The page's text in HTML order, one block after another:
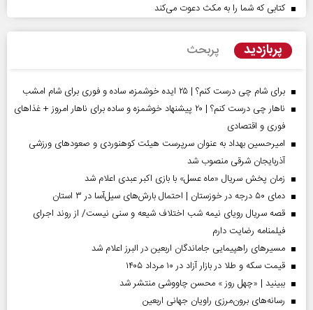
کتابی که شما را به مکث دعوت می‌کند
پربازدید پربحث
برای شام چی درست کنم؟ | ۲۵ ایده خوشمزه، ساده و فوری برای شام امشب
ناهار چی درست کنم؟ | ۲۰ پیشنهاد خوشمزه و ساده برای ناهار امروز + غذاهای
فوری و اقتصادی
امیرحسین بهداد به عنوان سرپرست هیئت کوهنوردی و صعودهای ورزشی
آذربایجان شرقی منصوب شد
زمان پخش سریال «ماه عسل» با بازی اکبر عبدی اعلام شد
دمای ۵۰ درجه در خوزستان | احتمال بارش‌های سیل‌آسا در ۳ استان
قصه سریال رویای نیمه شب اختلاف شیعه و سنی نیست/ از روند اجرای
فیلمنامه رضایت دارم
مسیر‌های راهپیمایی جاماندگان اربعین در البرز اعلام شد
قیمت سکه و طلا در بازار آزاد در ۱۰ مرداد ۱۴۰۵
ببینید | «چهل روز » محسن چاووشی منتشر شد
رسانه‌های برون‌مرزی راویان جهانی اربعین